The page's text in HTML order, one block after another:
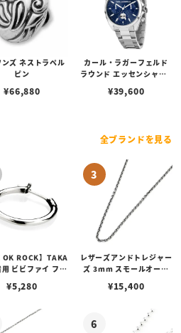
ンズ ネストラペル
ピン
¥66,880
カール・ラガーフェルド
ラウンド エッセンシャル -
イコン ダイヤル シルバー
¥39,600
全ブランドを見る
OK ROCK】TAKA
ビビファイ フー
¥5,280
レザーズアンドトレジャー
ズ 3mm スモールオーバ
ブスタークラスプ＆LTロ
¥15,400